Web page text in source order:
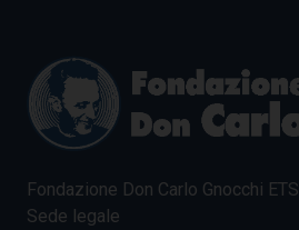
Fondazione Don Carlo Gnocchi ETS
Sede legale